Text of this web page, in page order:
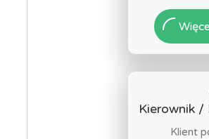
Klient